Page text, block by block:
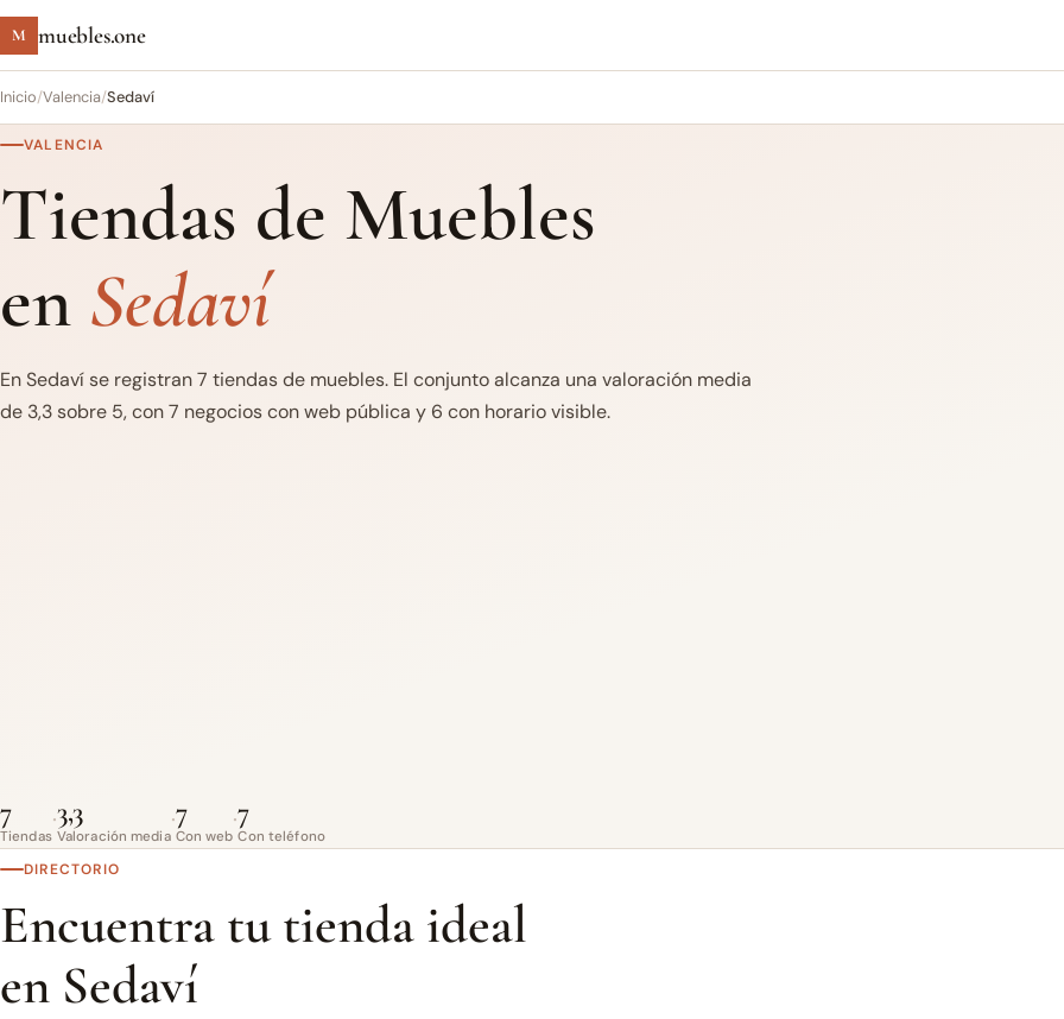
M muebles.one
Inicio/Valencia/Sedaví
VALENCIA
Tiendas de Muebles
en Sedaví
En Sedaví se registran 7 tiendas de muebles. El conjunto alcanza una valoración media
de 3,3 sobre 5, con 7 negocios con web pública y 6 con horario visible.
7
Tiendas
·3,3
Valoración media
·7
Con web
·7
Con teléfono
DIRECTORIO
Encuentra tu tienda ideal
en Sedaví